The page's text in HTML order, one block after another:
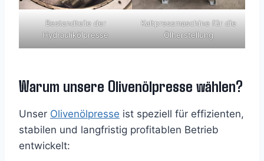
Bestandteile der
Hydraulikölpresse
Kaltpressmaschine für die
Ölherstellung
Warum unsere Olivenölpresse wählen?
Unser Olivenölpresse ist speziell für effizienten,
stabilen und langfristig profitablen Betrieb
entwickelt: